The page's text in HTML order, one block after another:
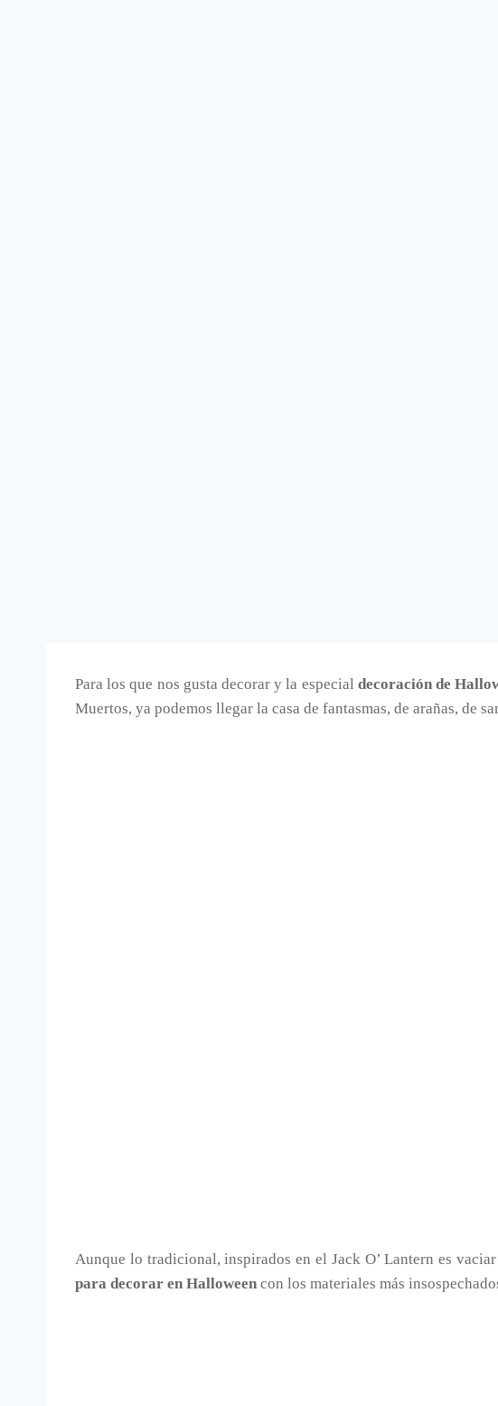
Para los que nos gusta decorar y la especial decoración de
Muertos, ya podemos llegar la casa de fantasmas, de arañas, de
Aunque lo tradicional, inspirados en el Jack O’ Lantern es vaciar
para decorar en Halloween con los materiales más